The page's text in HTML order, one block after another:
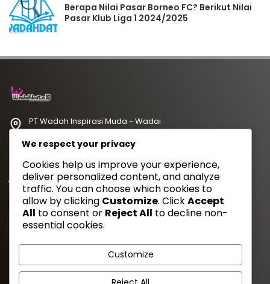
Berapa Nilai Pasar Borneo FC? Berikut Nilai
Pasar Klub Liga 1 2024/2025
PT Wadah Inspirasi Muda ~ Wadai
redaksi@wadahkata.id
Yuk Follow Kami
Gaya Etam Bersuara
Tentang Kami Redaksi Kebijakan Privasi
Disclimer
We respect your privacy
Cookies help us improve your experience,
deliver personalized content, and analyze
traffic. You can choose which cookies to
allow by clicking Customize. ClickAccept
All to consent or Reject All to decline non-
essential cookies.
Customize